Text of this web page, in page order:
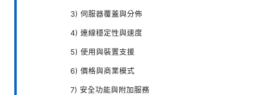
3) 伺服器覆蓋與分佈
4) 連線穩定性與速度
5) 使用與裝置支援
6) 價格與商業模式
7) 安全功能與附加服務